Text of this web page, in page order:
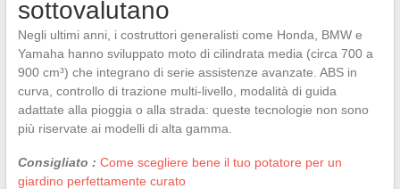
sottovalutano
Negli ultimi anni, i costruttori generalisti come Honda, BMW e
Yamaha hanno sviluppato moto di cilindrata media (circa 700 a
900 cm³) che integrano di serie assistenze avanzate. ABS in
curva, controllo di trazione multi-livello, modalità di guida
adattate alla pioggia o alla strada: queste tecnologie non sono
più riservate ai modelli di alta gamma.
Consigliato : Come scegliere bene il tuo potatore per un
giardino perfettamente curato